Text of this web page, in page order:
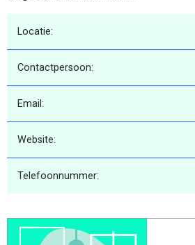
Locatie:
Contactpersoon:
Email:
Website:
Telefoonnummer: